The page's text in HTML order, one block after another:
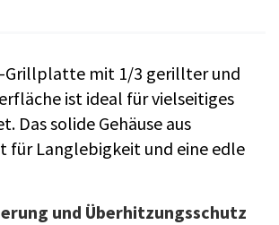
Grillplatte mit 1/3 gerillter und
ist ideal für vielseitiges
Das solide Gehäuse aus
für Langlebigkeit und eine edle
und Überhitzungsschutz